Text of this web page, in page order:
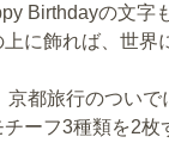
Birthdayの文
に飾れば、世界
京都旅行のついで
ーフ3種類を2